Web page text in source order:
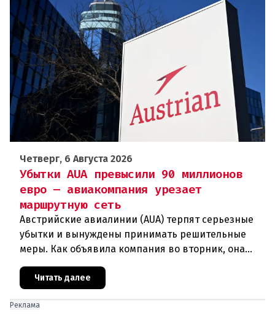
Четверг, 6 Августа 2026
Убытки AUA превысили 90 миллионов
евро — авиакомпания урезает
маршрутную сеть
Австрийские авиалинии (AUA) терпят серьезные
убытки и вынуждены принимать решительные
меры. Как объявила компания во вторник, она
Грац.Причиной столь жесткой экономии
Читать далее
Реклама